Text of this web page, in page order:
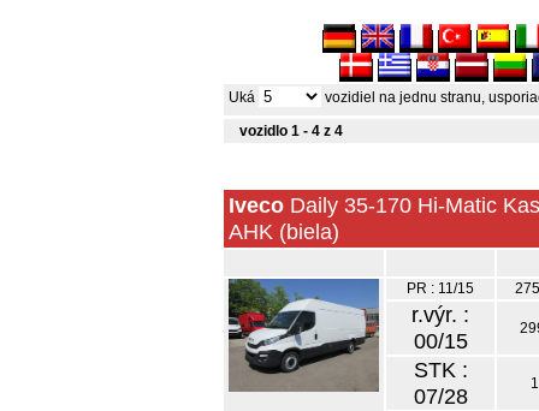
Uká
vozidiel na jednu stranu,
vozidlo 1 - 4 z 4
Iveco Daily 35-170 Hi-Matic
AHK (biela)
PR : 11/15
r.výr. :
00/15
STK :
07/28